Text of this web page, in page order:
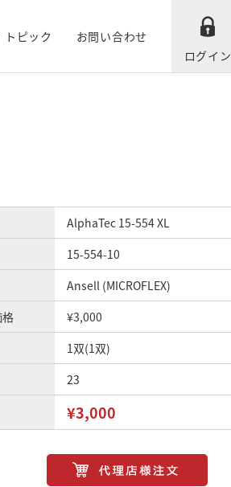
トピック
お問い合わせ
ログイン
AlphaTec 15-554 XL
15-554-10
Ansell (MICROFLEX)
¥3,000
1双(1双)
23
¥3,000